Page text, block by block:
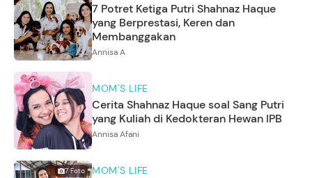
7 Potret Ketiga Putri Shahnaz Haque
yang Berprestasi, Keren dan
Membanggakan
Annisa A
MOM'S LIFE
Cerita Shahnaz Haque soal Sang Putri
yang Kuliah di Kedokteran Hewan IPB
Annisa Afani
7Foto MOM'S LIFE